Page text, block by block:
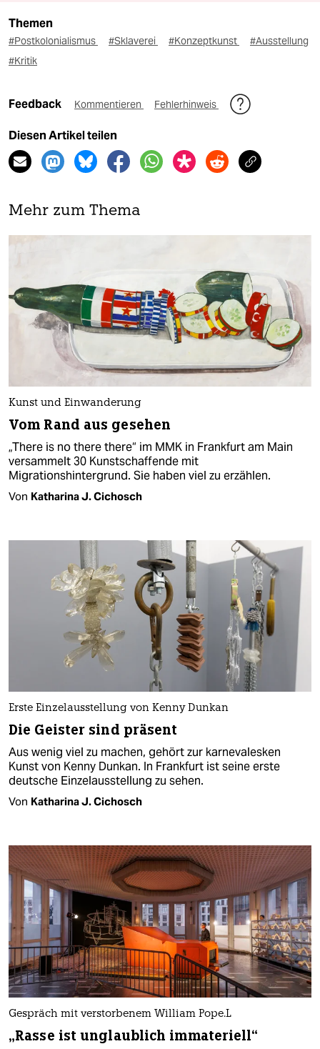
Themen
#Postkolonialismus #Sklaverei #Konzeptkunst
#Ausstellung
#Kritik
Feedback Kommentieren Fehlerhinweis
Diesen Artikel teilen
Mehr zum Thema
Kunst und Einwanderung
Vom Rand aus gesehen
„There is no there there“ im MMK in Frankfurt am Main
versammelt 30 Kunstschaffende mit
Migrationshintergrund. Sie haben viel zu erzählen.
Von Katharina J. Cichosch
Erste Einzelausstellung von Kenny Dunkan
Die Geister sind präsent
Aus wenig viel zu machen, gehört zur karnevalesken
Kunst von Kenny Dunkan. In Frankfurt ist seine erste
deutsche Einzelausstellung zu sehen.
Von Katharina J. Cichosch
Gespräch mit verstorbenem William Pope.L
„Rasse ist unglaublich immateriell“